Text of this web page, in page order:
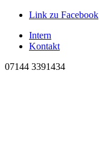
Link zu Facebook
Intern
Kontakt
07144 3391434